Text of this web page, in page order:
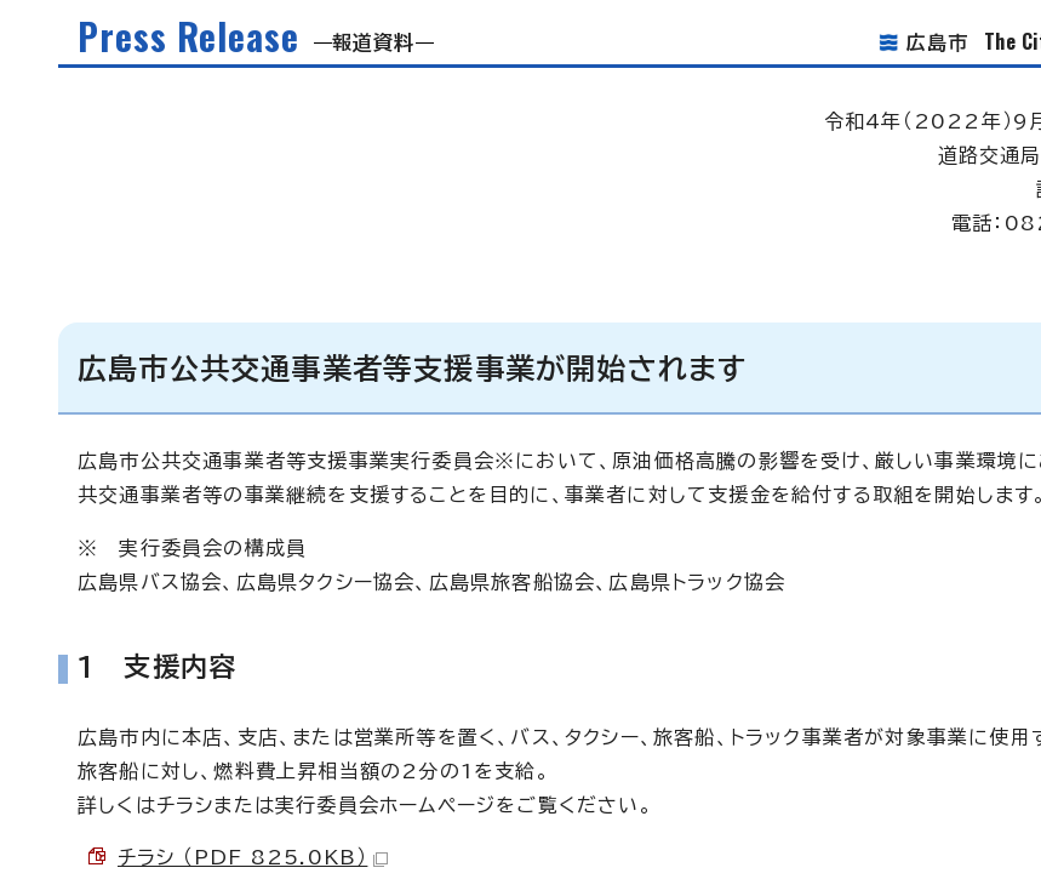
Press Release 報道資料 広島市 The
令和4年（2022年）9
道路交通
電話：
広島市公共交通事業者等支援事業が開始されます
広島市公共交通事業者等支援事業実行委員会※において、原油価格高騰の影響を受け、厳しい事業環境
共交通事業者等の事業継続を支援することを目的に、事業者に対して支援金を給付する取組を開始します。
※ 実行委員会の構成員
広島県バス協会、広島県タクシー協会、広島県旅客船協会、広島県トラック協会
1 支援内容
広島市内に本店、支店、または営業所等を置く、バス、タクシー、旅客船、トラック事業者が対象事業に使
旅客船に対し、燃料費上昇相当額の2分の1を支給。
詳しくはチラシまたは実行委員会ホームページをご覧ください。
チラシ （PDF 825.0KB）